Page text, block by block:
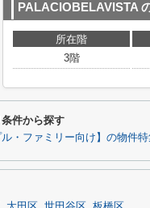
PALACIOBELAVISTA
所在階
3階
件から探す
ル・ファミリー向け】の物件